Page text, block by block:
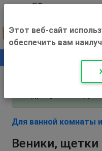
Внимание! С 3
Для ванной комнаты
Веники,
Этот веб-сайт
обеспечить вам